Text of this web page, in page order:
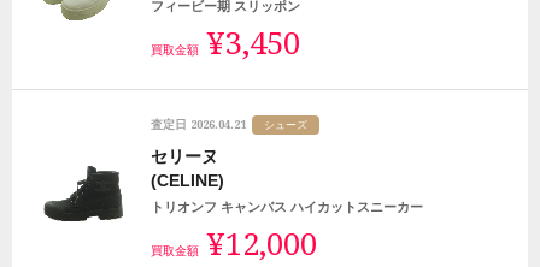
フィービー期 スリッポン
買取金額 ¥3,450
査定日 2026.04.21 シューズ
セリーヌ
(CELINE)
トリオンフ キャンバス ハイカットスニーカー
買取金額 ¥12,000